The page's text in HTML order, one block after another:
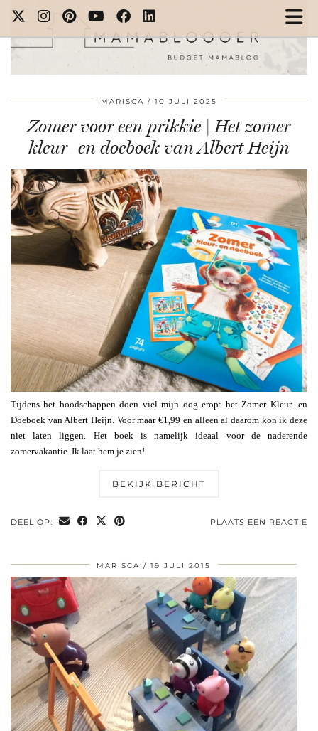
MARISCA 10 JULI 2025
Zomer voor een prikkie | Het zomer
kleur- en doeboek van Albert Heijn
Tijdens het boodschappen doen viel mijn oog erop: het Zomer Kleur- en
Doeboek van Albert Heijn. Voor maar €1,99 en alleen al daarom kon ik deze
niet laten liggen. Het boek is namelijk ideaal voor de naderende
zomervakantie. Ik laat hem je zien!
BEKIJK BERICHT
DEEL OP: PLAATS EEN REACTIE
MARISCA 19 JULI 2015